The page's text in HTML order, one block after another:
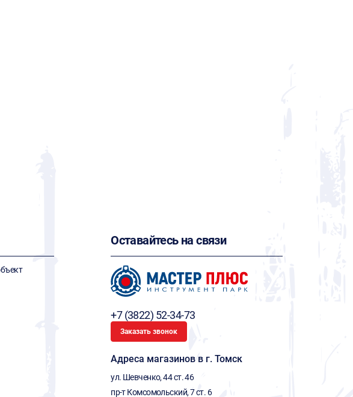
Оставайтесь на связи
+7 (3822) 52-34-73
Заказать звонок
Адреса магазинов в г. Томск
ул. Шевченко, 44 ст. 46
пр-т Комсомольский, 7 ст. 6